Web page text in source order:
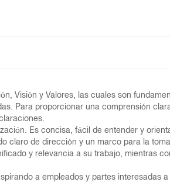
Visión y Valores, las cuales son
Para proporcionar una comprensión
Es concisa, fácil de entender y
de dirección y un marco para la
y relevancia a su trabajo, mientras
a empleados y partes interesadas